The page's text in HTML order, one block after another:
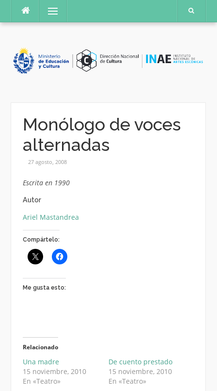
contenido
Menú
Monólogo de voces
alternadas
27 agosto, 2008
Escrita en 1990
Autor
Ariel Mastandrea
Compártelo:
Me gusta esto:
Relacionado
Una madre
15 noviembre, 2010
En «Teatro»
De cuento prestado
15 noviembre, 2010
En «Teatro»